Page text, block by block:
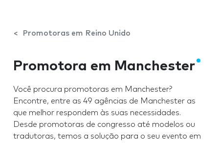
Promotoras em Reino Unido
Promotora em Manchester
Você procura promotoras em Manchester?
Encontre, entre as 49 agências de Manchester as
que melhor respondem às suas necessidades.
Desde promotoras de congresso até modelos ou
tradutoras, temos a solução para o seu evento em